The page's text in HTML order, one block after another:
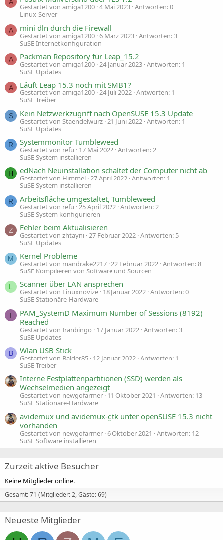
A
Gestartet von amiga1200 4 Mai 2023 Antworten: 0
Linux-Server
A mini dln durch die Firewall
Gestartet von amiga1200 6 März 2023 Antworten: 3
SuSE Internetkonfiguration
A Packman Repository für Leap_15.2
Gestartet von amiga1200 24 Januar 2023 Antworten: 1
SuSE Updates
A Läuft Leap 15.3 noch mit SMB1?
Gestartet von amiga1200 24 Juli 2022 Antworten: 1
SuSE Treiber
S Kein Netzwerkzugriff nach OpenSUSE 15.3 Update
Gestartet von Staendelwurz 21 Juni 2022 Antworten: 1
SuSE Updates
R Systemmonitor Tumbleweed
Gestartet von refu 17 Mai 2022 Antworten: 2
SuSE System installieren
H edNach Neuinstallation schaltet der Computer nicht ab
Gestartet von Himmel 27 April 2022 Antworten: 1
SuSE System installieren
R Arbeitsfläche umgestaltet, Tumbleweed
Gestartet von refu 25 April 2022 Antworten: 2
SuSE System konfigurieren
Z Fehler beim Aktualisieren
Gestartet von zhtayni 27 Februar 2022 Antworten: 5
SuSE Updates
M Kernel Probleme
Gestartet von mandrake2217 22 Februar 2022 Antworten: 8
SuSE Kompilieren von Software und Sourcen
L Scanner über LAN ansprechen
Gestartet von Linuxnovize 18 Januar 2022 Antworten: 0
SuSE Stationäre-Hardware
I
PAM_SystemD Maximum Number of Sessions (8192)
Reached
Gestartet von Iranbingo 17 Januar 2022 Antworten: 3
SuSE Updates
B Wlan USB Stick
Gestartet von Balder85 12 Januar 2022 Antworten: 1
SuSE Treiber
Interne Festplattenpartitionen (SSD) werden als
Wechselmedien angezeigt
Gestartet von newgofarmer 11 Oktober 2021
Antworten: 13
SuSE Stationäre-Hardware
avidemux und avidemux-gtk unter openSUSE 15.3 nicht
vorhanden
Gestartet von newgofarmer 6 Oktober 2021
Antworten: 12
SuSE Software installieren
Zurzeit aktive Besucher
Keine Mitglieder online.
Gesamt: 71 (Mitglieder: 2, Gäste: 69)
Neueste Mitglieder